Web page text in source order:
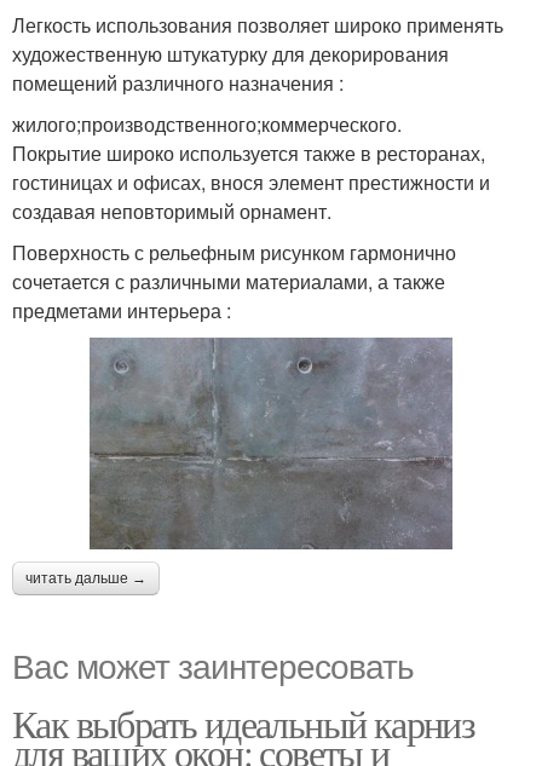
Легкость использования позволяет широко применять
художественную штукатурку для декорирования
помещений различного назначения :
жилого;производственного;коммерческого.
Покрытие широко используется также в ресторанах,
гостиницах и офисах, внося элемент престижности и
создавая неповторимый орнамент.
Поверхность с рельефным рисунком гармонично
сочетается с различными материалами, а также
предметами интерьера :
читать дальше →
Вас может заинтересовать
Как выбрать идеальный карниз
для ваших окон: советы и